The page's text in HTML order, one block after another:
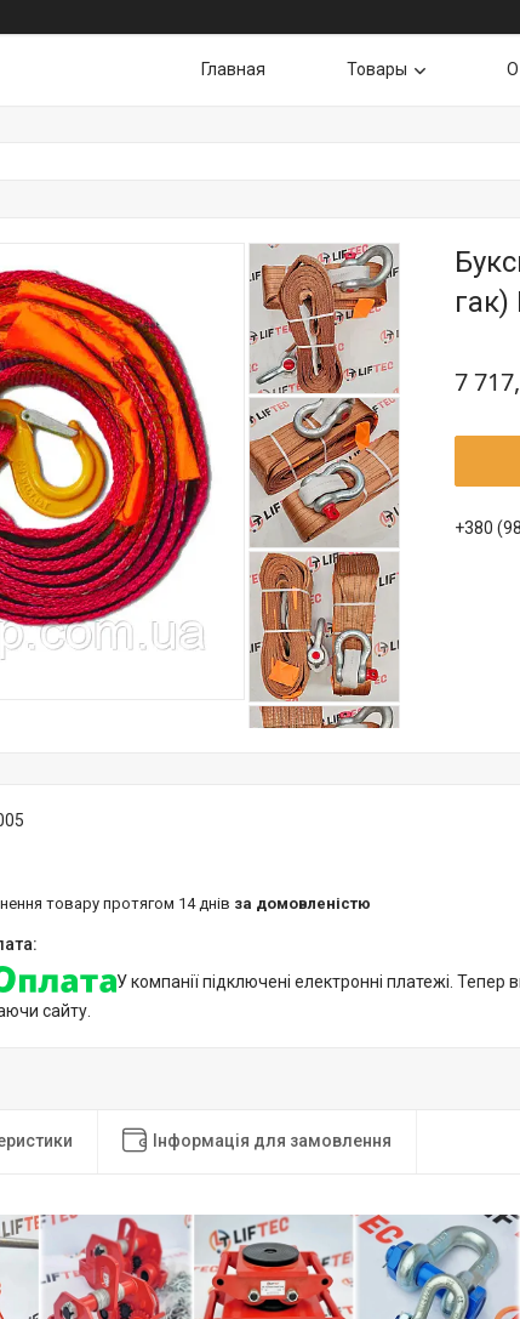
Главная Товары О
7
+380
товару протягом 14 днів за домовленістю
У компанії підключені електронні платежі. Тепер
сайту.
Інформація для замовлення